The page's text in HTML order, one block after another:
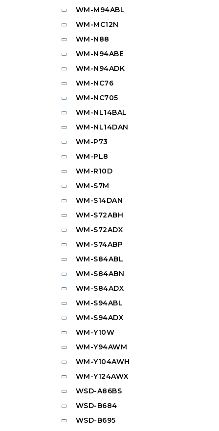
WM-M94ABL
WM-MC12N
WM-N88
WM-N94ABE
WM-N94ADK
WM-NC76
WM-NC705
WM-NL14BAL
WM-NL14DAN
WM-P73
WM-PL8
WM-R10D
WM-S7M
WM-S14DAN
WM-S72ABH
WM-S72ADX
WM-S74ABP
WM-S84ABL
WM-S84ABN
WM-S84ADX
WM-S94ABL
WM-S94ADX
WM-Y10W
WM-Y94AWM
WM-Y104AWH
WM-Y124AWX
WSD-A86BS
WSD-B684
WSD-B695